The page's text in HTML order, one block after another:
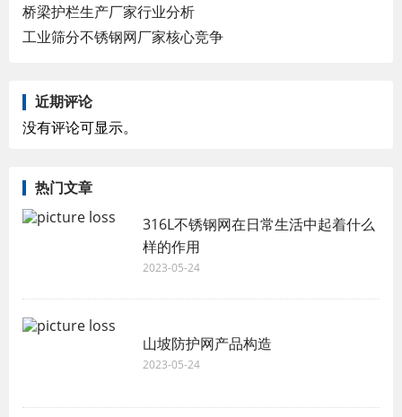
桥梁护栏生产厂家行业分析
工业筛分不锈钢网厂家核心竞争
近期评论
没有评论可显示。
热门文章
316L不锈钢网在日常生活中起着什么
样的作用
2023-05-24
山坡防护网产品构造
2023-05-24